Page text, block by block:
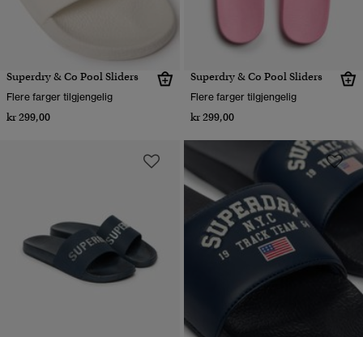
Superdry & Co Pool Sliders
Flere farger tilgjengelig
kr 299,00
Superdry & Co Pool Sliders
Flere farger tilgjengelig
kr 299,00